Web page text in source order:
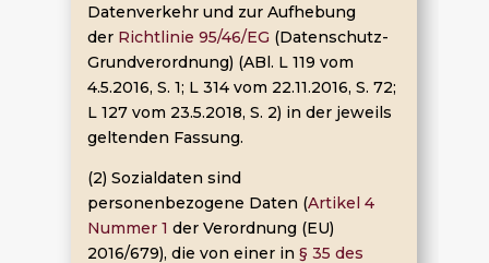
Datenverkehr und zur Aufhebung
der Richtlinie 95/46/EG (Datenschutz-
Grundverordnung) (ABl. L 119 vom
4.5.2016, S. 1; L 314 vom 22.11.2016, S. 72;
L 127 vom 23.5.2018, S. 2) in der jeweils
geltenden Fassung.
(2) Sozialdaten sind
personenbezogene Daten (Artikel 4
Nummer 1 der Verordnung (EU)
2016/679), die von einer in § 35 des